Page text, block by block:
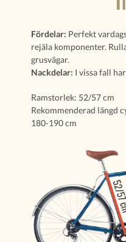
Fördelar: Perfekt
rejäla komponenter.
grusvägar.
Nackdelar: I vissa fall
Ramstorlek: 52/57 cm
Rekommenderad längd
180-190 cm